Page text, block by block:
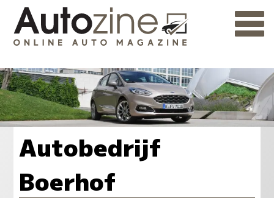
Autobedrijf
Boerhof